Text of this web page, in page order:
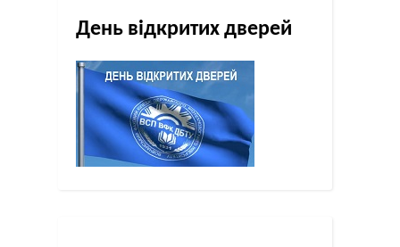
День відкритих дверей